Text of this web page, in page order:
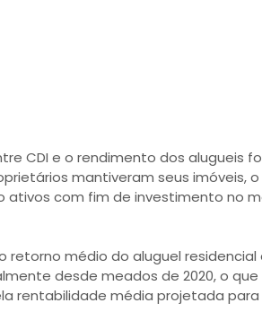
CDI e o rendimento dos alugueis
mantiveram seus imóveis,
ativos com fim de investimento no
retorno médio do aluguel residencial
desde meados de 2020, o
rentabilidade média projetada